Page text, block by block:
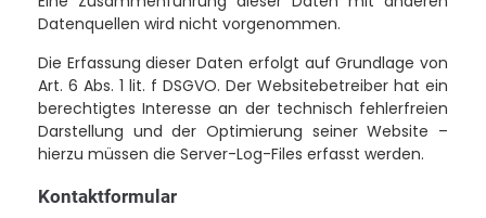
Datenquellen wird nicht vorgenommen.
Die Erfassung dieser Daten erfolgt auf Grundlage von
Art. 6 Abs. 1 lit. f DSGVO. Der Websitebetreiber hat ein
berechtigtes Interesse an der technisch fehlerfreien
Darstellung und der Optimierung seiner Website –
hierzu müssen die Server-Log-Files erfasst werden.
Kontaktformular